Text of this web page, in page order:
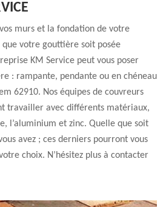
murs et la fondation de votre
votre gouttière soit posée
KM Service peut vous poser
: rampante, pendante ou en chéneau
62910. Nos équipes de couvreurs
travailler avec différents matériaux,
l’aluminium et zinc. Quelle que soit
avez ; ces derniers pourront vous
choix. N’hésitez plus à contacter